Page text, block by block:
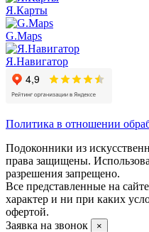
Я.Карты
G.Maps
Я.Навигатор
Политика в отношении
Подоконники из
права защищены.
разрешения запрещено.
Все представленные на
характер и ни при каких
офертой.
Заявка на звонок
×